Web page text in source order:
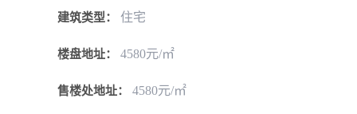
建筑类型： 住宅
楼盘地址： 4580元/㎡
售楼处地址： 4580元/㎡